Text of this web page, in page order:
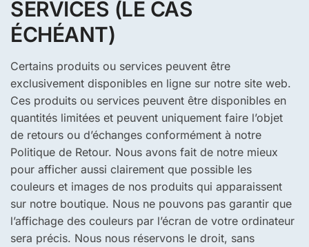
SERVICES (LE CAS
ÉCHÉANT)
Certains produits ou services peuvent être
exclusivement disponibles en ligne sur notre site web.
Ces produits ou services peuvent être disponibles en
quantités limitées et peuvent uniquement faire l’objet
de retours ou d’échanges conformément à notre
Politique de Retour. Nous avons fait de notre mieux
pour afficher aussi clairement que possible les
couleurs et images de nos produits qui apparaissent
sur notre boutique. Nous ne pouvons pas garantir que
l’affichage des couleurs par l’écran de votre ordinateur
sera précis. Nous nous réservons le droit, sans